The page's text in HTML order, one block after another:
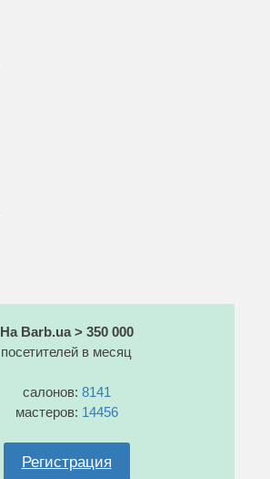
На Barb.ua > 350 000
посетителей в месяц
салонов: 8141
мастеров: 14456
Регистрация